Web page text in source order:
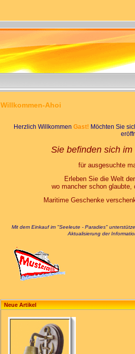
Willkommen-Ahoi
Herzlich Willkommen Gast! Möchten Sie
Sie befinden sich im
für ausgesuchte
Erleben Sie die Welt
wo mancher schon
Maritime Geschenke
Mit dem Einkauf im "Seeleute - Paradies"
Aktualisierung der
Neue Artikel